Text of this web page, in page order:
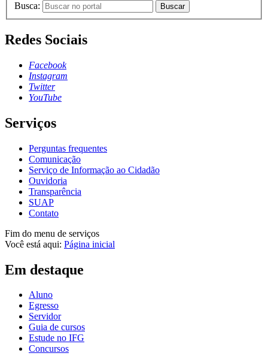
Busca: Buscar
Redes Sociais
Facebook
Instagram
Twitter
YouTube
Serviços
Perguntas frequentes
Comunicação
Serviço de Informação ao Cidadão
Ouvidoria
Transparência
SUAP
Contato
Fim do menu de serviços
Você está aqui: Página inicial
Em destaque
Aluno
Egresso
Servidor
Guia de cursos
Estude no IFG
Concursos